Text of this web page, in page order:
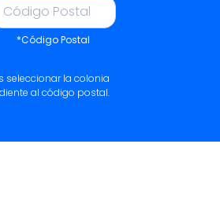
*Código Postal
seleccionar la colonia
al código postal.